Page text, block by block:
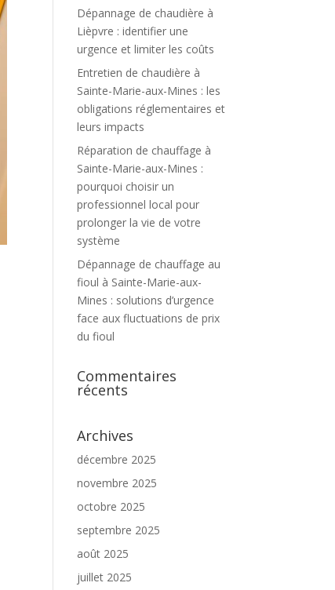
Dépannage de chaudière à
Lièpvre : identifier une
urgence et limiter les coûts
Entretien de chaudière à
Sainte-Marie-aux-Mines : les
obligations réglementaires et
leurs impacts
Réparation de chauffage à
Sainte-Marie-aux-Mines :
pourquoi choisir un
professionnel local pour
prolonger la vie de votre
système
Dépannage de chauffage au
fioul à Sainte-Marie-aux-
Mines : solutions d’urgence
face aux fluctuations de prix
du fioul
Commentaires
récents
Archives
décembre 2025
novembre 2025
octobre 2025
septembre 2025
août 2025
juillet 2025